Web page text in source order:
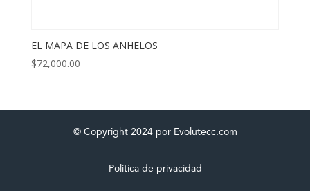
EL MAPA DE LOS ANHELOS
$72,000.00
© Copyright 2024 por Evolutecc.com
Política de privacidad